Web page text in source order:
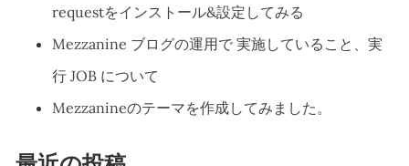
requestをインストール&設定してみる
Mezzanine ブログの運用で 実施していること、実
行 JOB について
Mezzanineのテーマを作成してみました。